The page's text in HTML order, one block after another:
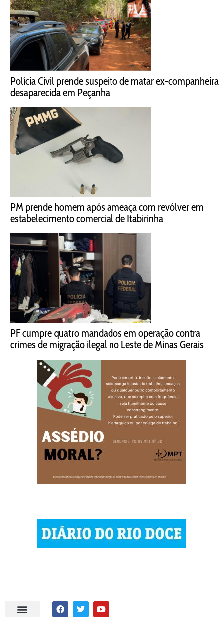
Polícia Civil prende suspeito de matar ex-companheira
desaparecida em Peçanha
PM prende homem após ameaça com revólver em
estabelecimento comercial de Itabirinha
PF cumpre quatro mandados em operação contra
crimes de migração ilegal no Leste de Minas Gerais